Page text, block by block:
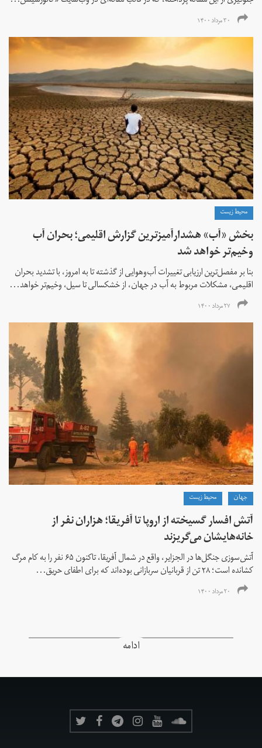
۳۰ مرداد ۱۴۰۰
محیط زیست
بخش «آب» هشدارآمیزترین گزارش اقلیمی؛ بحران آب
وخیم‌تر خواهد شد
بنا بر مفصل‌ترین ارزیابی تغییرات آب‌وهوایی از گذشته تا به امروز، با تشدید بحران
اقلیمی، مشکلات مربوط به آب در جهان، از خشکسالی تا سیل، وخیم‌تر خواهد...
۲۷ مرداد ۱۴۰۰
جهان محیط زیست
آتش افسار گسیخته از اروپا تا آفریقا؛ هزاران نفر از
خانه‌هایشان می‌گریزند
آتش‌سوزی جنگل‌ها در الجزایر، واقع در شمال آفریقا، تاکنون ۶۵ نفر را به کام مرگ
کشانده است؛ ۲۸ تن از قربانیان سربازانی بوده‌اند که برای اطفای حریق...
۲۰ مرداد ۱۴۰۰
ادامه